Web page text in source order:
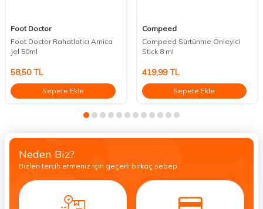
Foot Doctor
Foot Doctor Rahatlatıcı Arnica
Jel 50ml
58,50TL
Sepete Ekle
Compeed
Compeed Sürtünme Önleyici
Stick 8 ml
419,99TL
Sepete Ekle
Neden Biz?
Bizleri tercih etmeniz için geçerli birkaç sebep.